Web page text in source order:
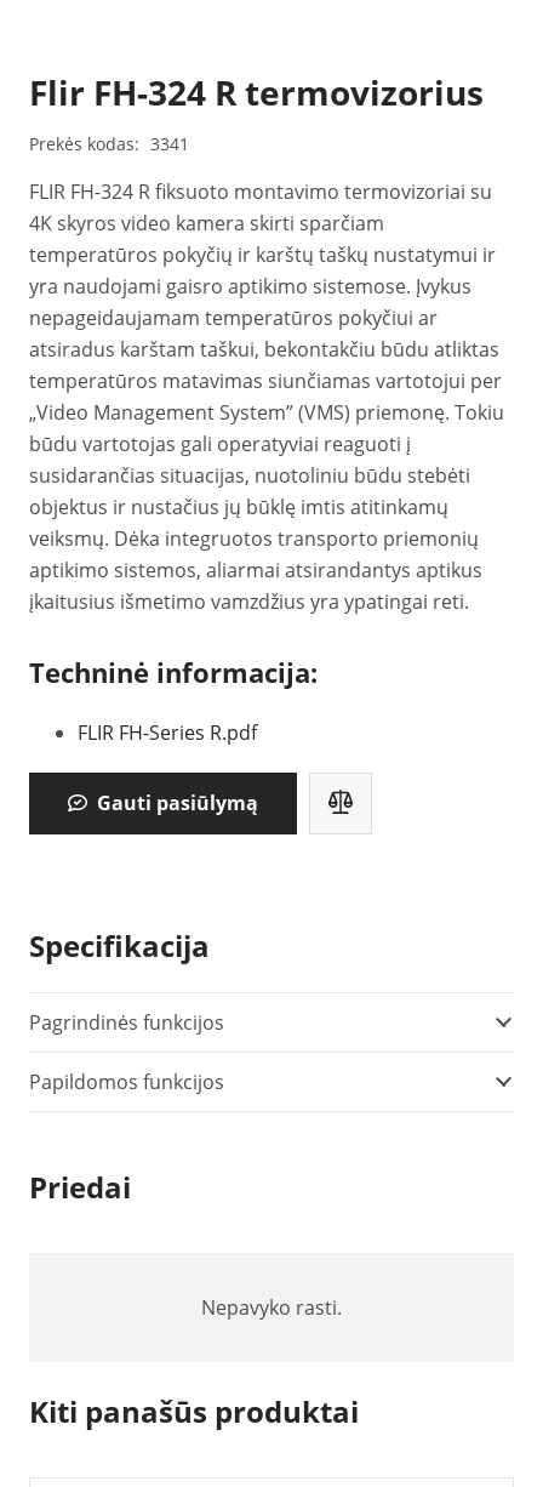
Flir FH-324 R termovizorius
Prekės kodas: 3341
FLIR FH-324 R fiksuoto montavimo termovizoriai su
4K skyros video kamera skirti sparčiam
temperatūros pokyčių ir karštų taškų nustatymui ir
yra naudojami gaisro aptikimo sistemose. Įvykus
nepageidaujamam temperatūros pokyčiui ar
atsiradus karštam taškui, bekontakčiu būdu atliktas
temperatūros matavimas siunčiamas vartotojui per
„Video Management System” (VMS) priemonę. Tokiu
būdu vartotojas gali operatyviai reaguoti į
susidarančias situacijas, nuotoliniu būdu stebėti
objektus ir nustačius jų būklę imtis atitinkamų
veiksmų. Dėka integruotos transporto priemonių
aptikimo sistemos, aliarmai atsirandantys aptikus
įkaitusius išmetimo vamzdžius yra ypatingai reti.
Techninė informacija:
FLIR FH-Series R.pdf
Gauti pasiūlymą
Specifikacija
Pagrindinės funkcijos
Papildomos funkcijos
Priedai
Nepavyko rasti.
Kiti panašūs produktai